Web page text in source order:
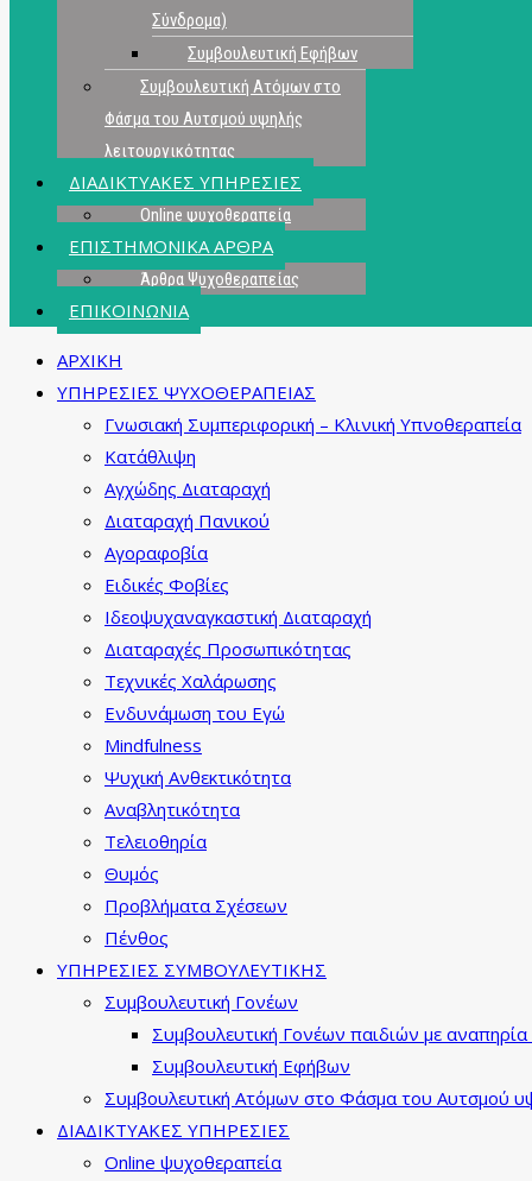
Σύνδρομα)
Συμβουλευτική Εφήβων
Συμβουλευτική Ατόμων στο
Φάσμα του Αυτσμού υψηλής
λειτουργικότητας
ΔΙΑΔΙΚΤΥΑΚΕΣ ΥΠΗΡΕΣΙΕΣ
Online ψυχοθεραπεία
ΕΠΙΣΤΗΜΟΝΙΚΑ ΑΡΘΡΑ
Άρθρα Ψυχοθεραπείας
ΕΠΙΚΟΙΝΩΝΙΑ
ΑΡΧΙΚΗ
ΥΠΗΡΕΣΙΕΣ ΨΥΧΟΘΕΡΑΠΕΙΑΣ
Γνωσιακή Συμπεριφορική – Κλινική Υπνοθεραπεία
Κατάθλιψη
Αγχώδης Διαταραχή
Διαταραχή Πανικού
Αγοραφοβία
Ειδικές Φοβίες
Ιδεοψυχαναγκαστική Διαταραχή
Διαταραχές Προσωπικότητας
Τεχνικές Χαλάρωσης
Ενδυνάμωση του Εγώ
Mindfulness
Ψυχική Ανθεκτικότητα
Αναβλητικότητα
Τελειοθηρία
Θυμός
Προβλήματα Σχέσεων
Πένθος
ΥΠΗΡΕΣΙΕΣ ΣΥΜΒΟΥΛΕΥΤΙΚΗΣ
Συμβουλευτική Γονέων
Συμβουλευτική Γονέων παιδιών με
Συμβουλευτική Εφήβων
Συμβουλευτική Ατόμων στο Φάσμα του Αυτσμού
ΔΙΑΔΙΚΤΥΑΚΕΣ ΥΠΗΡΕΣΙΕΣ
Online ψυχοθεραπεία